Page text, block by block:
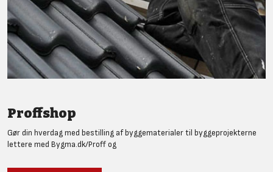
Proffshop
Gør din hverdag med bestilling af byggematerialer til byggeprojekterne
lettere med Bygma.dk/Proff og